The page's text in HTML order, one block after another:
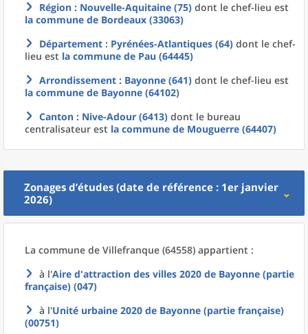
Région : Nouvelle-Aquitaine (75) dont le chef-lieu est
la commune de Bordeaux (33063)
Département : Pyrénées-Atlantiques (64) dont le chef-
lieu est la commune de Pau (64445)
Arrondissement : Bayonne (641) dont le chef-lieu est
la commune de Bayonne (64102)
Canton : Nive-Adour (6413) dont le bureau
centralisateur est la commune de Mouguerre (64407)
Zonages d’études (date de référence : 1er janvier
2026)
La commune de Villefranque (64558) appartient :
à l'Aire d'attraction des villes 2020 de Bayonne (partie
française) (047)
à l'Unité urbaine 2020 de Bayonne (partie française)
(00751)